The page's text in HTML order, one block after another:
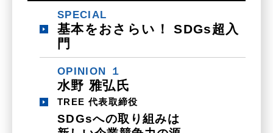
SPECIAL
基本をおさらい！ SDGs超入
門
OPINION １
水野 雅弘氏
TREE 代表取締役
SDGsへの取り組みは